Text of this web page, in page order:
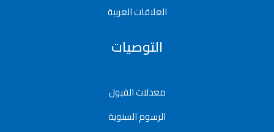
العلاقات العربية
التوصيات
معدلات القبول
الرسوم السنوية